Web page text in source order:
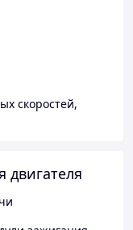
скоростей,
двигателя